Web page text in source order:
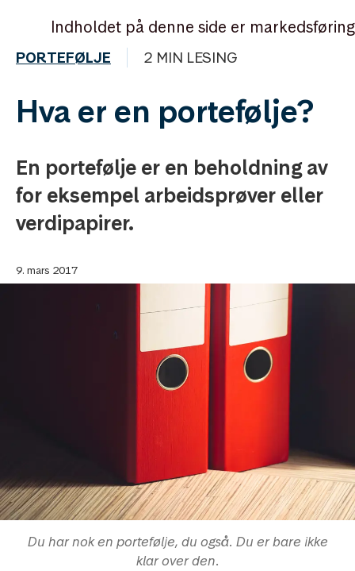
Indholdet på denne side er markedsføring
PORTEFØLJE 2 MIN LESING
Hva er en portefølje?
En portefølje er en beholdning av
for eksempel arbeidsprøver eller
verdipapirer.
9. mars 2017
Du har nok en portefølje, du også. Du er bare ikke
klar over den.